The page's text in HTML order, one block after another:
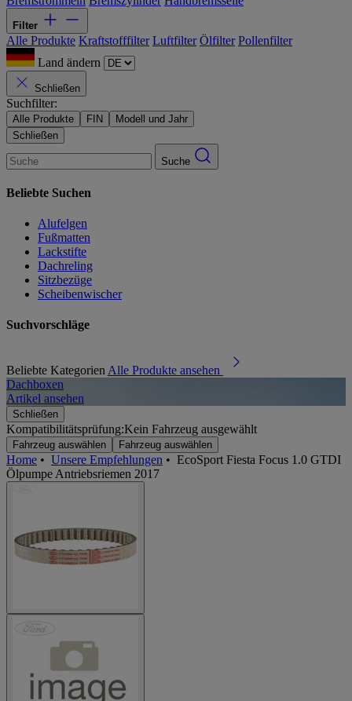
Filter
Alle Produkte Kraftstofffilter Luftfilter Ölfilter Pollenfilter
Land ändern
Schließen
Suchfilter:
Alle Produkte FIN
Modell und Jahr
Schließen
Suche
Beliebte Suchen
Alufelgen
Fußmatten
Lackstifte
Dachreling
Sitzbezüge
Scheibenwischer
Suchvorschläge
Beliebte Kategorien Alle Produkte ansehen
Dachboxen
Artikel ansehen
Schließen
Kompatibilitätsprüfung:Kein Fahrzeug ausgewählt
Fahrzeug auswählen Fahrzeug auswählen
Home • Unsere Empfehlungen • EcoSport Fiesta Focus 1.0 GTDI
Ölpumpe Antriebsriemen 2017
Jetzt anmelden und